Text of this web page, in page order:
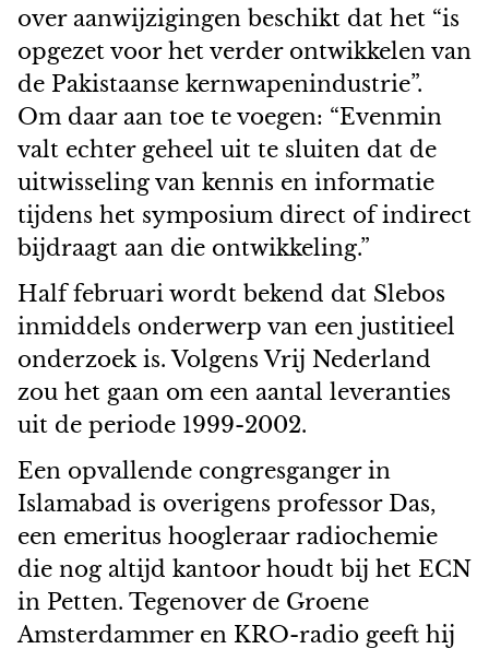
over aanwijzigingen beschikt dat het “is
opgezet voor het verder ontwikkelen van
de Pakistaanse kernwapenindustrie”.
Om daar aan toe te voegen: “Evenmin
valt echter geheel uit te sluiten dat de
uitwisseling van kennis en informatie
tijdens het symposium direct of indirect
bijdraagt aan die ontwikkeling.”
Half februari wordt bekend dat Slebos
inmiddels onderwerp van een justitieel
onderzoek is. Volgens Vrij Nederland
zou het gaan om een aantal leveranties
uit de periode 1999-2002.
Een opvallende congresganger in
Islamabad is overigens professor Das,
een emeritus hoogleraar radiochemie
die nog altijd kantoor houdt bij het ECN
in Petten. Tegenover de Groene
Amsterdammer en KRO-radio geeft hij